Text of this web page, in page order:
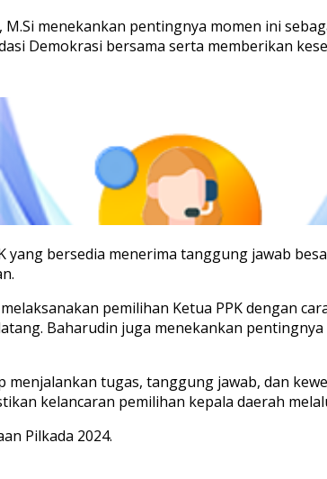
M.Si menekankan pentingnya momen ini
Demokrasi bersama serta memberikan
yang bersedia menerima tanggung jawab
pemilihan Ketua PPK dengan
Baharudin juga menekankan
tugas, tanggung jawab, dan
kelancaran pemilihan kepala daerah
Pilkada 2024.